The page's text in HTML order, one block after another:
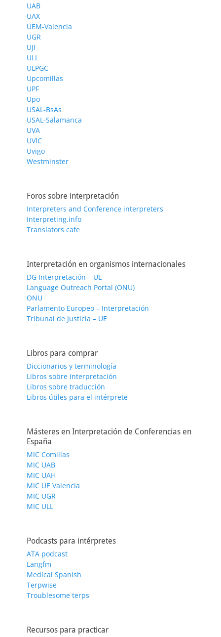
UAB
UAX
UEM-Valencia
UGR
UJI
ULL
ULPGC
Upcomillas
UPF
Upo
USAL-BsAs
USAL-Salamanca
UVA
UVIC
Uvigo
Westminster
Foros sobre interpretación
Interpreters and Conference interpreters
Interpreting.info
Translators cafe
Interpretación en organismos internacionales
DG Interpretación – UE
Language Outreach Portal (ONU)
ONU
Parlamento Europeo – Interpretación
Tribunal de Justicia – UE
Libros para comprar
Diccionarios y terminología
Libros sobre interpretación
Libros sobre traducción
Libros útiles para el intérprete
Másteres en Interpretación de Conferencias en
España
MIC Comillas
MIC UAB
MIC UAH
MIC UE Valencia
MIC UGR
MIC ULL
Podcasts para intérpretes
ATA podcast
Langfm
Medical Spanish
Terpwise
Troublesome terps
Recursos para practicar